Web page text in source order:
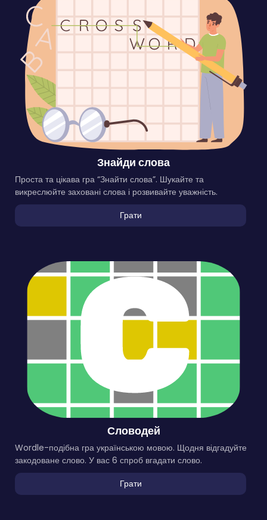
Знайди слова
Проста та цікава гра “Знайти слова”. Шукайте та
викреслюйте заховані слова і розвивайте уважність.
Грати
Словодей
Wordle-подібна гра українською мовою. Щодня відгадуйте
закодоване слово. У вас 6 спроб вгадати слово.
Грати